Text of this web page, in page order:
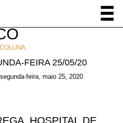
COLUNA
FEIRA 25/05/20
segunda-feira, maio 25, 2020
HOSPITAL DE